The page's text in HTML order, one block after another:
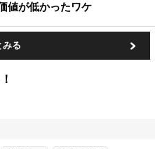
値が低かったワケ
みる